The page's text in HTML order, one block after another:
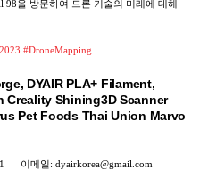
98을 방문하여 드론 기술의 미래에 대해
#DroneMapping
DYAIR PLA+ Filament,
Creality Shining3D Scanner
Pet Foods Thai Union Marvo
이메일: dyairkorea@gmail.com